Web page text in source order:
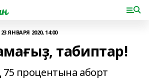
23 ЯНВАРЯ 2020, 14:00
табиптар!
процентына аборт